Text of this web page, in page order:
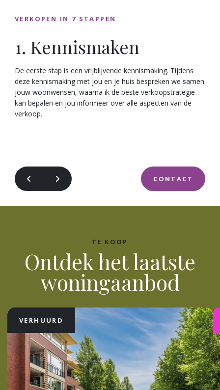
VERKOPEN IN 7 STAPPEN
1. Kennis­maken
De eerste stap is een vrijblijvende kennismaking. Tijdens
deze kennismaking met jou en je huis bespreken we samen
jouw woonwensen, waarna ik de beste verkoopstrategie
kan bepalen en jou informeer over alle aspecten van de
verkoop.
CONTACT
TE KOOP
Ontdek het laatste
woningaanbod
VERHUURD